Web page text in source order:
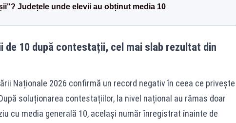
Județele unde elevii au obținut media 10
de 10 după contestații, cel mai slab rezultat din
Naționale 2026 confirmă un record negativ în ceea ce privește
soluționarea contestațiilor, la nivel național au rămas doar
cu media generală 10, același număr înregistrat înainte de